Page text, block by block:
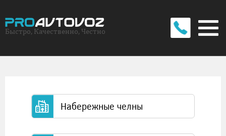
Быстро, Качественно, Честно